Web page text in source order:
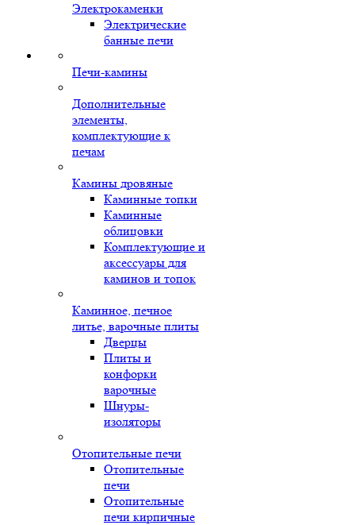
Электрокаменки
Электрические
банные печи
Печи-камины
Дополнительные
элементы,
комплектующие к
печам
Камины дровяные
Каминные топки
Каминные
облицовки
Комплектующие и
аксессуары для
каминов и топок
Каминное, печное
литье, варочные плиты
Дверцы
Плиты и
конфорки
варочные
Шнуры-
изоляторы
Отопительные печи
Отопительные
печи
Отопительные
печи кирпичные